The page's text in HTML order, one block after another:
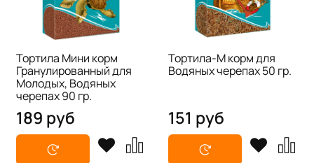
Тортила Мини корм
Гранулированный для
Молодых, Водяных
черепах 90 гр.
189 руб
Тортила-М корм для
Водяных черепах 50 гр.
151 руб